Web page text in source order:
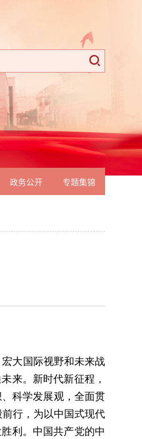
政务公开 专题集锦
大国际视野和未来战
来。新时代新征程，
科学发展观，全面贯
行，为以中国式现代
利。中国共产党的中